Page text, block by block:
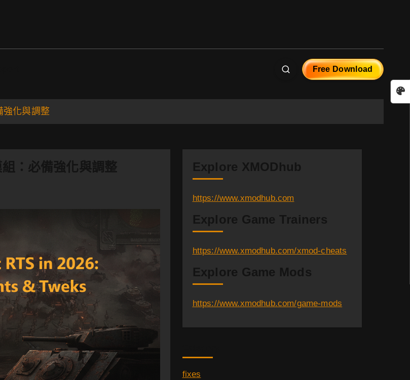
Free Download
強化與調整
：必備強化與調整 Explore XMODhub
https://www.xmodhub.com
Explore Game Trainers
https://www.xmodhub.com/xmod-cheats
Explore Game Mods
https://www.xmodhub.com/game-mods
fixes